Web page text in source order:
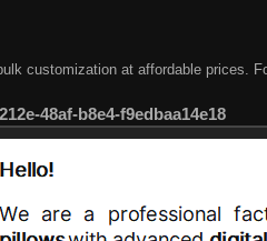
customization at affordable prices.
48af-b8e4-f9edbaa14e18